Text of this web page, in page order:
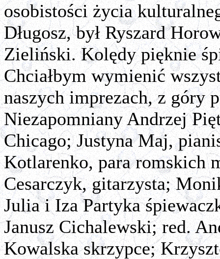
osobistości życia
Długosz, był Ryszard
Zieliński. Kolędy pięknie
Chciałbym wymienić
naszych imprezach, z góry
Niezapomniany Andrzej
Chicago; Justyna Maj,
Kotlarenko, para romskich
Cesarczyk, gitarzysta;
Julia i Iza Partyka
Janusz Cichalewski; red.
Kowalska skrzypce;